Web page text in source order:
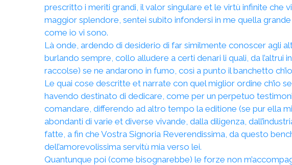
prescritto i meriti grandi, il valor singulare et le virtù infinite che
maggior splendore, sentei subito infondersi in me quella
come io vi sono.
Là onde, ardendo di desiderio di far similmente conoscer agli
burlando sempre, collo alludere a certi denari li quali, da
raccolse) se ne andarono in fumo, così a punto il banchetto
Le quai cose descritte et narrate con quel miglior ordine ch’io
havendo destinato di dedicare, come per un perpetuo
comandare, differendo ad altro tempo la editione (se pur ella
abondanti di varie et diverse vivande, dalla diligenza,
fatte, a fin che Vostra Signoria Reverendissima, da questo
dell’amorevolissima servitù mia verso lei.
Quantunque poi (come bisognarebbe) le forze non